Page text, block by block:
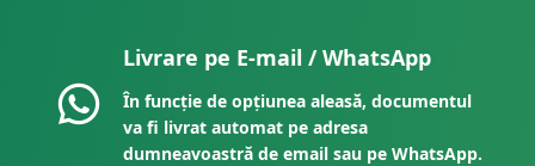
Livrare pe E-mail / WhatsApp
În funcție de opțiunea aleasă, documentul
va fi livrat automat pe adresa
dumneavoastră de email sau pe WhatsApp.